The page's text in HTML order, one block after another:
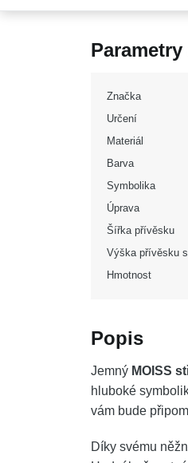
Značka
Určení
Materiál
Barva
Symbolika
Úprava
Šířka přívěsku
Výška přívěsku s
Hmotnost
Popis
Jemný MOISS
hluboké
vám bude
Díky svému